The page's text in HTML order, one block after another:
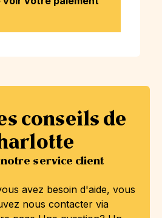
conseils de
service client
avez besoin d'aide, vous
nous contacter via